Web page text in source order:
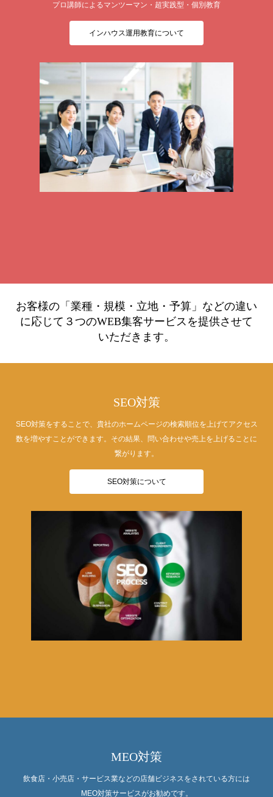
プロ講師によるマンツーマン・超実践型・個別教育
インハウス運用教育について
お客様の「業種・規模・立地・予算」などの違い
に応じて３つのWEB集客サービスを提供させて
いただきます。
SEO対策
SEO対策をすることで、貴社のホームページの検索順位を上げてアクセス
数を増やすことができます。その結果、問い合わせや売上を上げることに
繋がります。
SEO対策について
MEO対策
飲食店・小売店・サービス業などの店舗ビジネスをされている方には
MEO対策サービスがお勧めです。